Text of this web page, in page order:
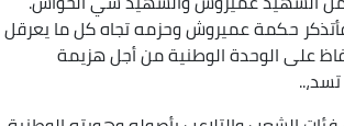
حكمة عميروش وحزمه تجاه كل ما يعرقل
على الوحدة الوطنية من أجل هزيمة